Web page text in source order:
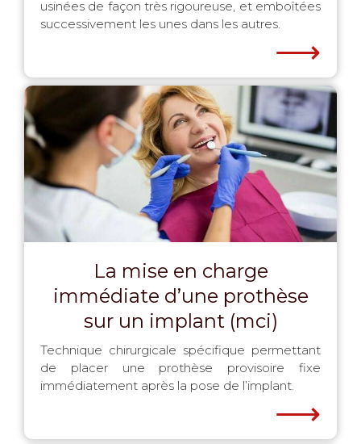
usinées de façon très rigoureuse, et emboîtées
successivement les unes dans les autres.
⟶
La mise en charge
immédiate d’une prothèse
sur un implant (mci)
Technique chirurgicale spécifique permettant
de placer une prothèse provisoire fixe
immédiatement après la pose de l’implant.
⟶